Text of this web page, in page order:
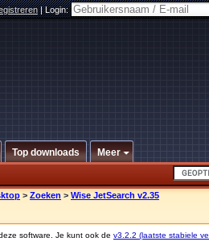
|Login:
Top downloads Meer
> Zoeken > Wise JetSearch v2.35
software. Je kunt ook de v3.2.2 (laatste stabiele